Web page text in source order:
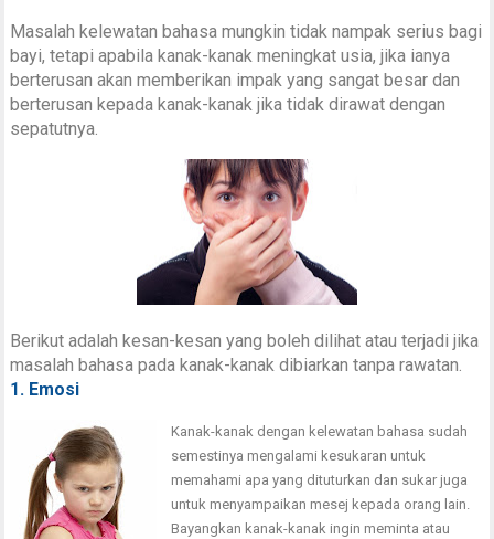
Masalah kelewatan bahasa mungkin tidak nampak serius bagi
bayi, tetapi apabila kanak-kanak meningkat usia, jika ianya
berterusan akan memberikan impak yang sangat besar dan
berterusan kepada kanak-kanak jika tidak dirawat dengan
sepatutnya.
Berikut adalah kesan-kesan yang boleh dilihat atau terjadi jika
masalah bahasa pada kanak-kanak dibiarkan tanpa rawatan.
1. Emosi
Kanak-kanak dengan kelewatan bahasa sudah
semestinya mengalami kesukaran untuk
memahami apa yang dituturkan dan sukar juga
untuk menyampaikan mesej kepada orang lain.
Bayangkan kanak-kanak ingin meminta atau